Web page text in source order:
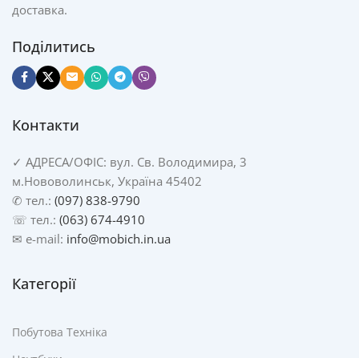
доставка.
Поділитись
Контакти
✓ АДРЕСА/ОФІС: вул. Св. Володимира, 3
м.Нововолинськ, Україна 45402
✆ тел.: (097) 838-9790
☏ тел.: (063) 674-4910
✉ e-mail: info@mobich.in.ua
Категорії
Побутова Техніка